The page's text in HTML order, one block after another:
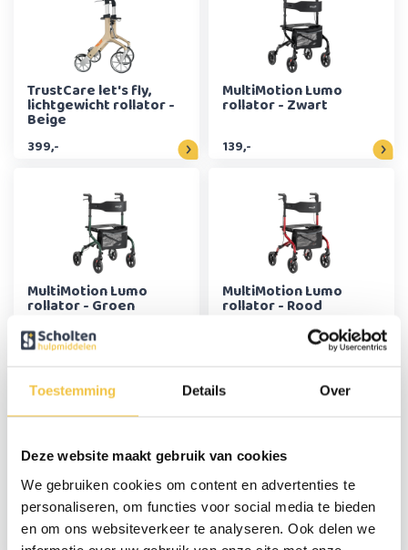
Toestemming Details Over
Deze website maakt gebruik van cookies
We gebruiken cookies om content en advertenties te
personaliseren, om functies voor social media te bieden
en om ons websiteverkeer te analyseren. Ook delen we
TrustCare let's fly,
lichtgewicht rollator -
Beige
399,-
MultiMotion Lumo
rollator - Zwart
139,-
MultiMotion Lumo
rollator - Groen
139,-
MultiMotion Lumo
rollator - Rood
MultiMotion Lumo
rollator - Champagne
MultiMotion Home
indoor rollator